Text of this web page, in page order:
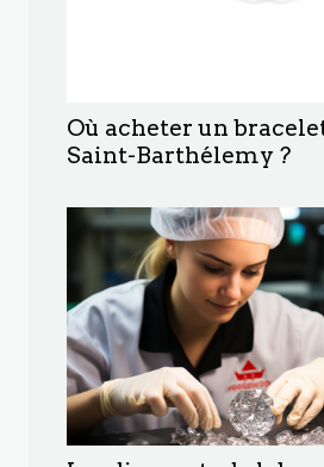
Où acheter un
Saint-Barthélemy ?